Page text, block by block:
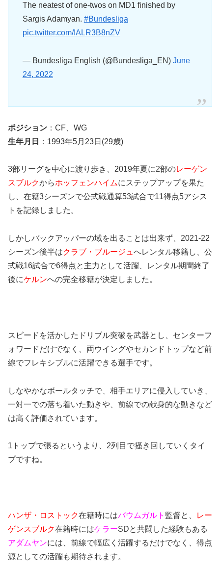
The neatest of one-twos on MD1 finished by
Sargis Adamyan. #Bundesliga
pic.twitter.com/IALR3B8nZV
— Bundesliga English (@Bundesliga_EN) June
24, 2022
ポジション ：CF、WG
生年月日
：1993年5月23日(29歳)
3部リーグを中心に渡り歩き、2019年夏に2部のレーゲン
スブルクからホッフェンハイムにステップアップを果た
し、在籍3シーズンで公式戦通算53試合で11得点5アシス
トを記録しました。
しかしバックアッパーの域を出ることは出来ず、2021-22
シーズン後半はクラブ・ブルージュ へレンタル移籍し、公
式戦16試合で6得点と主力として活躍、レンタル期間終了
後にケルンへの完全移籍が決定しました。
スピードを活かしたドリブル突破を武器とし、センターフ
ォワードだけでなく、両ウイングやセカンドトップなど前
線でフレキシブルに活躍できる選手です。
しなやかなボールタッチで、相手エリアに侵入していき、
一対一での落ち着いた動きや、前線での献身的な動きなど
は高く評価されています。
1トップで張るというより、2列目で掻き回していくタイ
プですね。
ハンザ・ロストック在籍時にはバウムガルト 監督と、
レー
ゲンスブルク在籍時にはケラーSDと共闘した経験もある
アダムヤンには、前線で幅広く活躍するだけでなく、得点
源としての活躍も期待されます。